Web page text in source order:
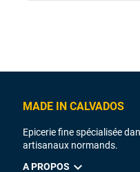
MADE IN CALVADOS
Epicerie fine spécialisée
artisanaux normands.
A PROPOS expand_more